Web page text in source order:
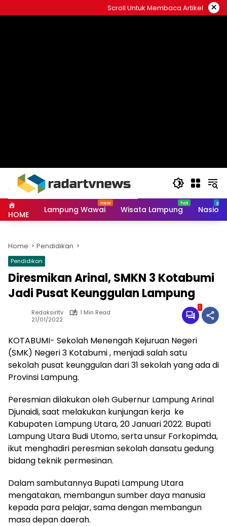
to
Scroll Untuk Membaca Artikel ×
HOME Lampung Wawai Wisata Lampung
Home Pendidikan
Pendidikan
Diresmikan Arinal, SMKN 3 Kotabumi
Jadi Pusat Keunggulan Lampung
Redaksirltv
1 Min Read
21/01/2022
1
KOTABUMI- Sekolah Menengah Kejuruan Negeri
(SMK) Negeri 3 Kotabumi , menjadi salah satu
sekolah pusat keunggulan dari 31 sekolah yang ada di
Provinsi Lampung.
Peresmian dilakukan oleh Gubernur Lampung Arinal
Djunaidi, saat melakukan kunjungan kerja ke
Kabupaten Lampung Utara, 20 Januari 2022. Bupati
Lampung Utara Budi Utomo, serta unsur Forkopimda,
ikut menghadiri peresmian sekolah dansatu gedung
bidang teknik permesinan.
Dalam sambutannya Bupati Lampung Utara
mengatakan, membangun sumber daya manusia
kepada para pelajar, sama dengan membangun
masa depan daerah.